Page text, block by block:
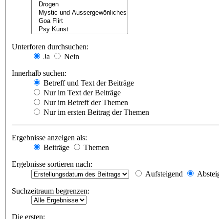
Unterforen durchsuchen:
Ja
Nein
Innerhalb suchen:
Betreff und Text der Beiträge
Nur im Text der Beiträge
Nur im Betreff der Themen
Nur im ersten Beitrag der Themen
Ergebnisse anzeigen als:
Beiträge
Themen
Ergebnisse sortieren nach:
Aufsteigend
Suchzeitraum begrenzen:
Die ersten: